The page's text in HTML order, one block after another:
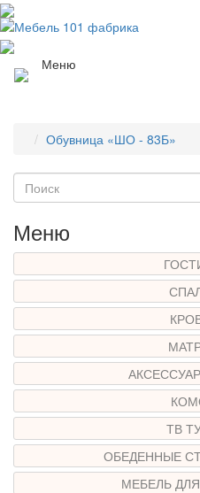
Меню
Обувница «ШО - 83Б»
Меню
ТВ
ОБЕДЕННЫЕ
МЕБЕЛЬ